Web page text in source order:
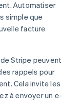
Automatiser
simple que
facture
Stripe peuvent
rappels pour
Cela invite les
à envoyer un e-